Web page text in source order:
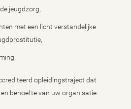
jeugdzorg,
met een licht verstandelijke
op­lei­dingstra­ject dat
behoefte van uw or­ga­ni­sa­tie.